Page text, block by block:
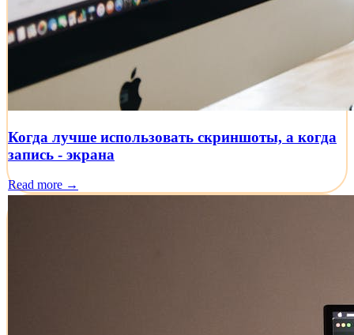
Когда лучше использовать скриншоты, а когда
запись - экрана
Read more →